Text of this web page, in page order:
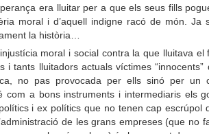
era lluitar per a que els seus fills
moral i d’aquell indigne racó de món. Ja
la història…
moral i social contra la que lluitava el
i tants lluitadors actuals víctimes “innocents”
no pas provocada per ells sinó per un
com a bons instruments i intermediaris els
i ex polítics que no tenen cap escrúpol
de les grans empreses (que no